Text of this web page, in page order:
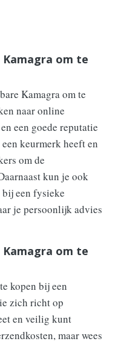
om te
Kamagra om te
naar online
een goede reputatie
keurmerk heeft en
om de
kun je ook
bij een fysieke
je persoonlijk advies
om te
kopen bij een
zich richt op
en veilig kunt
maar wees